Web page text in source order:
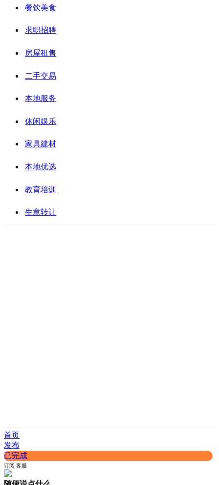
餐饮美食
求职招聘
房屋租售
二手交易
本地服务
休闲娱乐
家具建材
本地优选
教育培训
生意转让
首页
发布
已完成
订阅 客服